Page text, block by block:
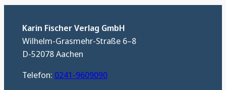
Karin Fischer Verlag GmbH
Wilhelm-Grasmehr-Straße 6–8
D-52078 Aachen
Telefon: 0241-9609090